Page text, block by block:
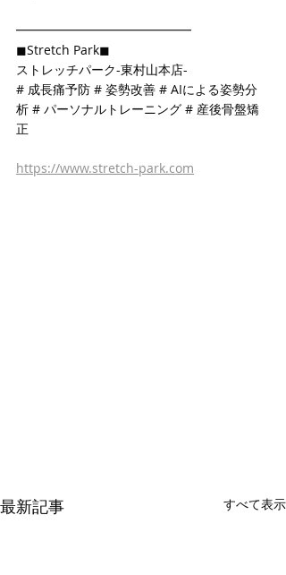
━━━━━━━━━━━━━━
◼Stretch Park◼
ストレッチパーク-東村山本店-
# 成長痛予防 # 姿勢改善 # AIによる姿勢分
析 # パーソナルトレーニング # 産後骨盤矯
正
https://www.stretch-park.com
最新記事 すべて表示